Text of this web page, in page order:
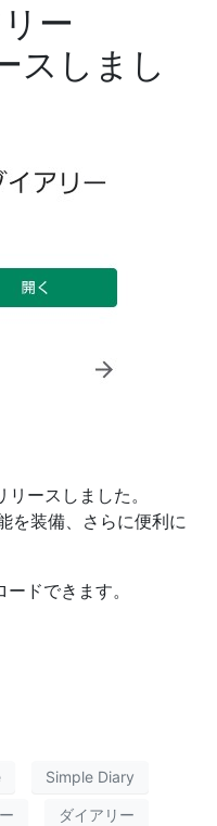
ー
スしまし
ースしました。
を装備、さらに便利に
ドできます。
Simple Diary
ダイアリー